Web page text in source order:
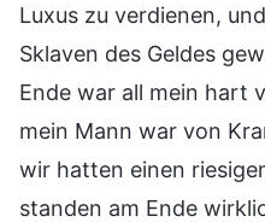
Luxus zu verdienen,
Sklaven des Geldes
Ende war all mein hart
mein Mann war von
wir hatten einen
standen am Ende